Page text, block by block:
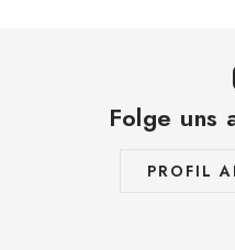
Folge uns
PROFIL